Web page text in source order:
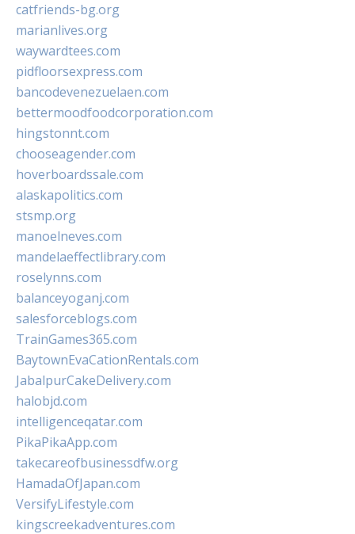
catfriends-bg.org
marianlives.org
waywardtees.com
pidfloorsexpress.com
bancodevenezuelaen.com
bettermoodfoodcorporation.com
hingstonnt.com
chooseagender.com
hoverboardssale.com
alaskapolitics.com
stsmp.org
manoelneves.com
mandelaeffectlibrary.com
roselynns.com
balanceyoganj.com
salesforceblogs.com
TrainGames365.com
BaytownEvaCationRentals.com
JabalpurCakeDelivery.com
halobjd.com
intelligenceqatar.com
PikaPikaApp.com
takecareofbusinessdfw.org
HamadaOfJapan.com
VersifyLifestyle.com
kingscreekadventures.com